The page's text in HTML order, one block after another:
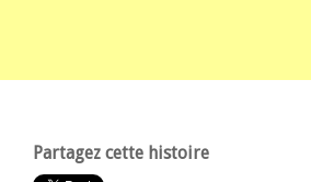
Partagez cette histoire